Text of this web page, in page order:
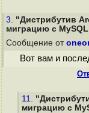
3. "Дистрибутив
миграцию с
Сообщение от
Вот вам и
11.
миграцию с